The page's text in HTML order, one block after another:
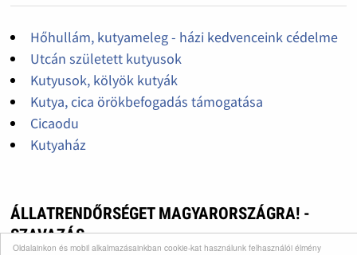
Oldalainkon és mobil alkalmazásainkban cookie-kat használunk felhasználói élmény
Hőhullám, kutyameleg - házi kedvenceink cédelme
Utcán született kutyusok
Kutyusok, kölyök kutyák
Kutya, cica örökbefogadás támogatása
Cicaodu
Kutyaház
ÁLLATRENDŐRSÉGET MAGYARORSZÁGRA! -
SZAVAZÁS